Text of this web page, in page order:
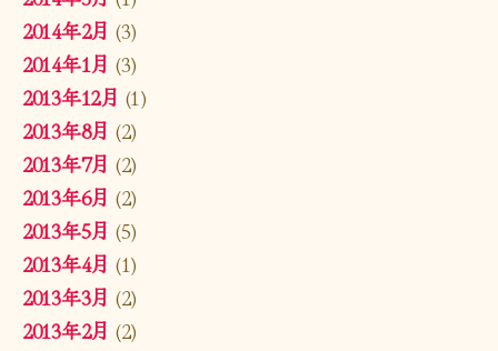
2014年2月 (3)
2014年1月 (3)
2013年12月 (1)
2013年8月 (2)
2013年7月 (2)
2013年6月 (2)
2013年5月 (5)
2013年4月 (1)
2013年3月 (2)
2013年2月 (2)